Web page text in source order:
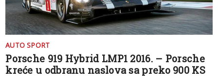
AUTO SPORT
Porsche 919 Hybrid LMP1 2016. – Porsche
kreće u odbranu naslova sa preko 900 KS